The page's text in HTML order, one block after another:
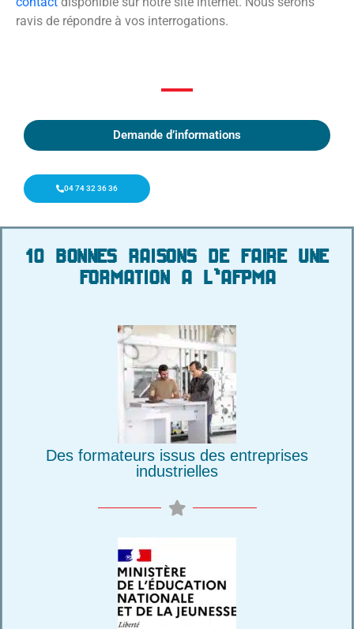
10 BONNES RAISONS DE FAIRE UNE
FORMATION A L'AFPMA
Des formateurs issus des entreprises
industrielles
ravis de répondre à vos interrogations.
Demande d’informations
04 74 32 36 36